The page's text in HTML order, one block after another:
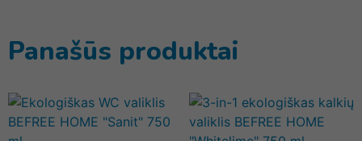
Panašūs produktai